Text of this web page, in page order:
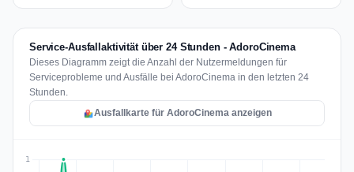
Service-Ausfallaktivität über 24 Stunden - AdoroCinema
Dieses Diagramm zeigt die Anzahl der Nutzermeldungen für
Serviceprobleme und Ausfälle bei AdoroCinema in den letzten 24
Stunden.
Ausfallkarte für AdoroCinema anzeigen